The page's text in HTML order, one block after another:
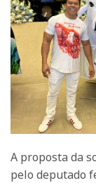
A proposta da
pelo deputado